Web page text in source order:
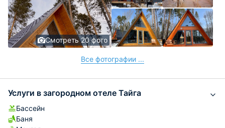
Смотреть 20 фото
Все фотографии ...
Услуги в загородном отеле Тайга
Бассейн
Баня